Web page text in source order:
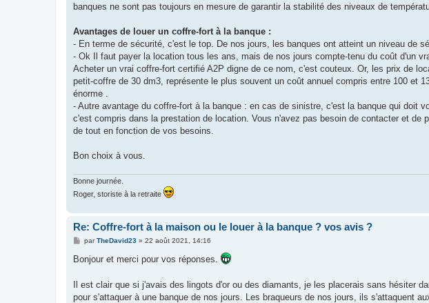
banques ne sont pas toujours en mesure de garantir la stabilité des niveaux de
Avantages de louer un coffre-fort à la banque :
- En terme de sécurité, c'est le top. De nos jours, les banques ont atteint un niveau de
- Ok Il faut payer la location tous les ans, mais de nos jours compte-tenu du coût d'un
Acheter un vrai coffre-fort certifié A2P digne de ce nom, c'est couteux. Or, les prix de
petit-coffre de 30 dm3, représente le plus souvent un coût annuel compris entre 100 et
énorme .
- Autre avantage du coffre-fort à la banque : en cas de sinistre, c'est la banque qui doit
c'est compris dans la prestation de location. Vous n'avez pas besoin de contacter et
de tout en fonction de vos besoins.
Bon choix à vous.
Bonne journée.
Roger, storiste à la retraite
Re: Coffre-fort à la maison ou le louer à la banque ? vos avis ?
M
s
s
e
parTheDavid23» 22 août 2021, 14:16
Bonjour et merci pour vos réponses.
Il est clair que si j'avais des lingots d'or ou des diamants, je les placerais sans hésiter
pour s'attaquer à une banque de nos jours. Les braqueurs de nos jours, ils s'attaquent